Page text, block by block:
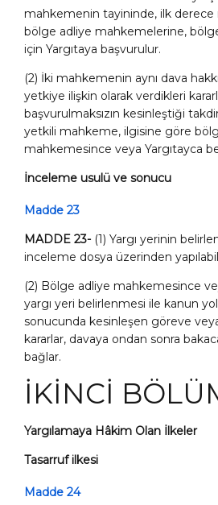
mahkemenin tayininde, ilk
bölge adliye mahkemelerine,
için Yargıtaya başvurulur.
(2) İki mahkemenin aynı dava
yetkiye ilişkin olarak verdikleri
başvurulmaksızın kesinleştiği
yetkili mahkeme, ilgisine göre
mahkemesince veya Yargıtayca
İnceleme usulü ve sonucu
Madde 23
MADDE 23- (1) Yargı yerinin
inceleme dosya üzerinden
(2) Bölge adliye mahkemesince
yargı yeri belirlenmesi ile kanun
sonucunda kesinleşen göreve
kararlar, davaya ondan sonra
bağlar.
İKİNCİ
Yargılamaya Hâkim Olan İlkeler
Tasarruf ilkesi
Madde 24